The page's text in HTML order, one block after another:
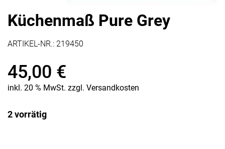
Küchenmaß Pure Grey
ARTIKEL-NR.: 219450
45,00 €
inkl. 20 % MwSt. zzgl. Versandkosten
2 vorrätig